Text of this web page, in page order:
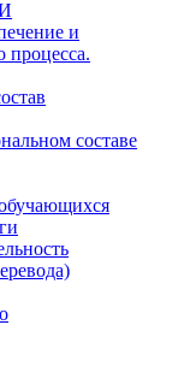
и
процесса.
составе